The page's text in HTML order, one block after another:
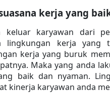
kerja yang
keluar karyawan dari
lingkungan kerja yang
kerja yang buruk
Maka yang anda
baik dan nyaman.
kinerja karyawan anda